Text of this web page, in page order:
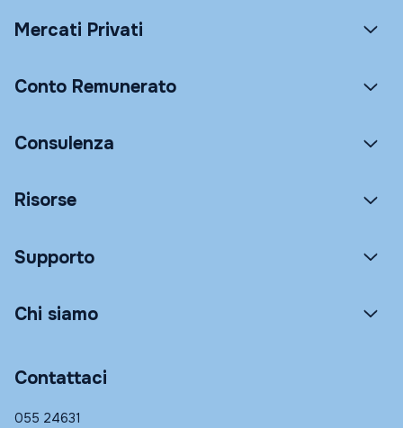
Mercati Privati
Conto Remunerato
Consulenza
Risorse
Supporto
Chi siamo
Contattaci
055 24631